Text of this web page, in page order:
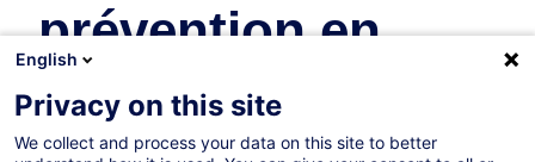
prévention en
matière de
English
Privacy on this site
We collect and process your data on this site to better